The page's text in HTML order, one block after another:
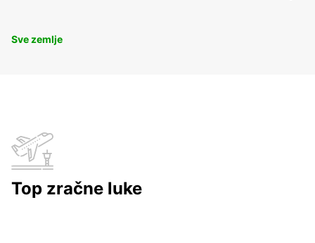
Sve zemlje
Top zračne luke